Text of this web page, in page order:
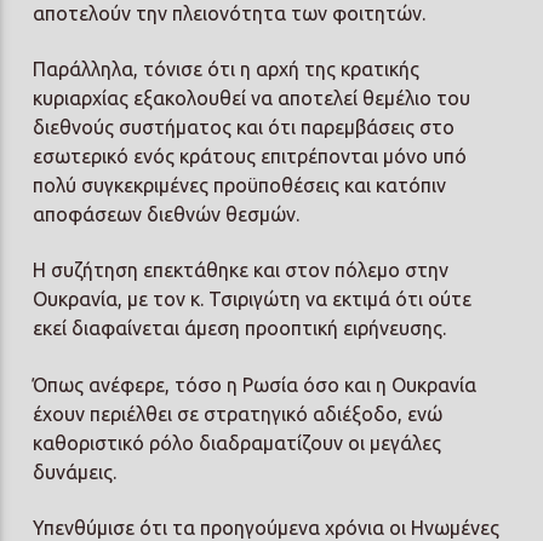
αποτελούν την πλειονότητα των φοιτητών.
Παράλληλα, τόνισε ότι η αρχή της κρατικής
κυριαρχίας εξακολουθεί να αποτελεί θεμέλιο του
διεθνούς συστήματος και ότι παρεμβάσεις στο
εσωτερικό ενός κράτους επιτρέπονται μόνο υπό
πολύ συγκεκριμένες προϋποθέσεις και κατόπιν
αποφάσεων διεθνών θεσμών.
Η συζήτηση επεκτάθηκε και στον πόλεμο στην
Ουκρανία, με τον κ. Τσιριγώτη να εκτιμά ότι ούτε
εκεί διαφαίνεται άμεση προοπτική ειρήνευσης.
Όπως ανέφερε, τόσο η Ρωσία όσο και η Ουκρανία
έχουν περιέλθει σε στρατηγικό αδιέξοδο, ενώ
καθοριστικό ρόλο διαδραματίζουν οι μεγάλες
δυνάμεις.
Υπενθύμισε ότι τα προηγούμενα χρόνια οι Ηνωμένες